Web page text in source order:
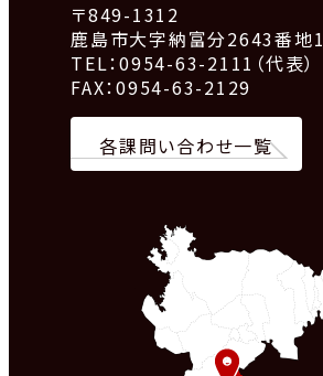
〒849-1312
鹿島市大字納富分2643番地1
TEL：0954-63-2111（代表）
FAX：0954-63-2129
各課問い合わせ一覧